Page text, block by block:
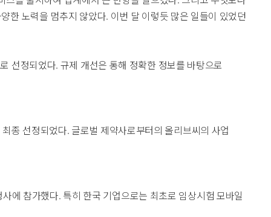
한 노력을 멈추지 않았다. 이번 달 이렇듯 많은 일들이 있었던
선정되었다. 규제 개선은 통해 정확한 정보를 바탕으로
종 선정되었다. 글로벌 제약사로부터의 올리브씨의 사업
에 참가했다. 특히 한국 기업으로는 최초로 임상시험 모바일